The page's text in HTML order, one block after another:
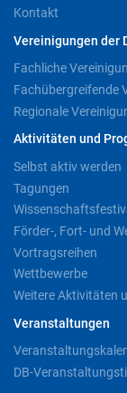
Kontakt
Vereinigungen der
Fachliche
Fachübergreifende
Regionale
Aktivitäten und
Selbst aktiv werden
Tagungen
Förder-, Fort- und
Vortragsreihen
Wettbewerbe
Weitere Aktivitäten
Veranstaltungen
DB-